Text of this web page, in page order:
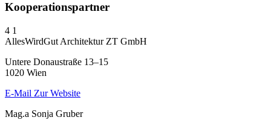
Kooperationspartner
4 1
AllesWirdGut Architektur ZT GmbH
Untere Donaustraße 13–15
1020 Wien
E-Mail Zur Website
Mag.a Sonja Gruber